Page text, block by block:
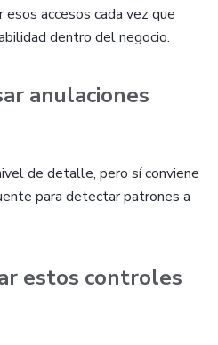
accesos cada vez que
dentro del negocio.
anulaciones
de detalle, pero sí conviene
para detectar patrones a
estos controles